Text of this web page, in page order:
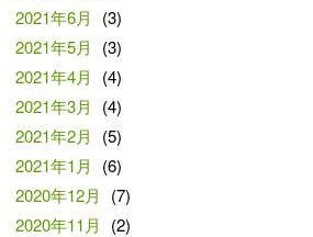
2021年6月
(3)
2021年5月
(3)
2021年4月
(4)
2021年3月
(4)
2021年2月
(5)
2021年1月
(6)
2020年12月
(7)
2020年11月
(2)